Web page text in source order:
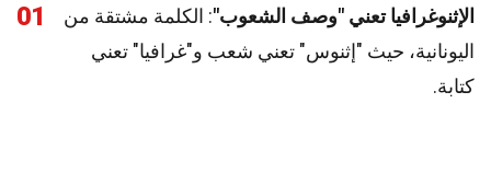
01 الإثنوغرافيا تعني "وصف الشعوب": الكلمة مشتقة من
اليونانية، حيث "إثنوس" تعني شعب و"غرافيا" تعني
كتابة.